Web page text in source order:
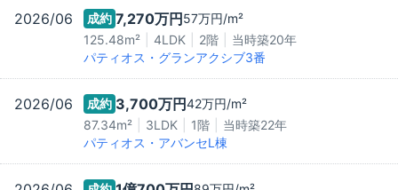
2026/06 成約 7,270万円57万円/m²
125.48m²
4LDK 2階 当時築20年
パティオス・グランアクシブ3番
2026/06 成約 3,700万円42万円/m²
87.34m²
3LDK 1階 当時築22年
パティオス・アバンセL棟